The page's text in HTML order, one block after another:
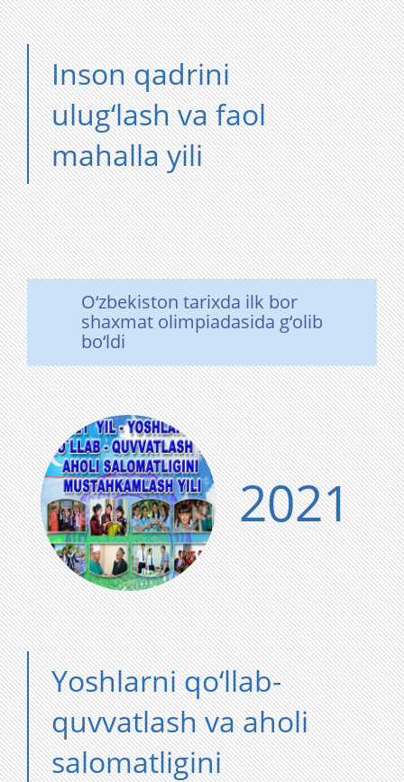
Inson qadrini
ulug‘lash va faol
mahalla yili
O‘zbekiston tarixda ilk bor
shaxmat olimpiadasida g‘olib
bo‘ldi
2021
Yoshlarni qo‘llab-
quvvatlash va aholi
salomatligini